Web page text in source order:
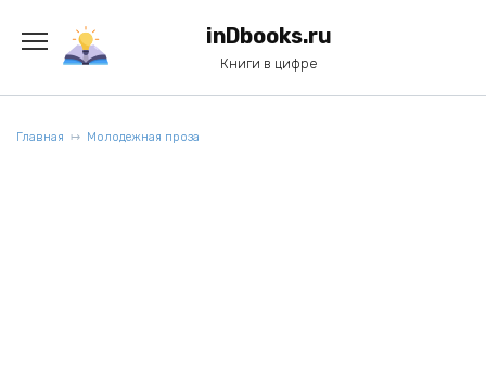
содержанию
inDbooks.ru
Книги в цифре
Главная Молодежная проза